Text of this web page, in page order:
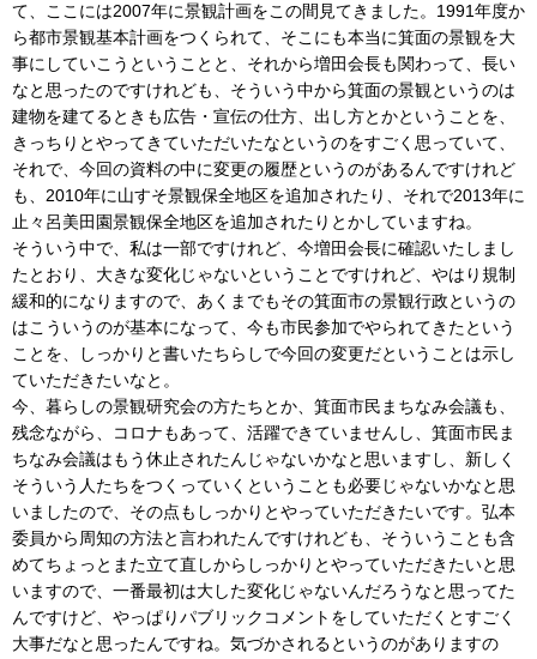
て、ここには2007年に景観計画をこの間見てきました。1991年度か
ら都市景観基本計画をつくられて、そこにも本当に箕面の景観を大
事にしていこうということと、それから増田会長も関わって、長い
なと思ったのですけれども、そういう中から箕面の景観というのは
建物を建てるときも広告・宣伝の仕方、出し方とかということを、
きっちりとやってきていただいたなというのをすごく思っていて、
それで、今回の資料の中に変更の履歴というのがあるんですけれど
も、2010年に山すそ景観保全地区を追加されたり、それで2013年に
止々呂美田園景観保全地区を追加されたりとかしていますね。
そういう中で、私は一部ですけれど、今増田会長に確認いたしまし
たとおり、大きな変化じゃないということですけれど、やはり規制
緩和的になりますので、あくまでもその箕面市の景観行政というの
はこういうのが基本になって、今も市民参加でやられてきたという
ことを、しっかりと書いたちらしで今回の変更だということは示し
ていただきたいなと。
今、暮らしの景観研究会の方たちとか、箕面市民まちなみ会議も、
残念ながら、コロナもあって、活躍できていませんし、箕面市民ま
ちなみ会議はもう休止されたんじゃないかなと思いますし、新しく
そういう人たちをつくっていくということも必要じゃないかなと思
いましたので、その点もしっかりとやっていただきたいです。弘本
委員から周知の方法と言われたんですけれども、そういうことも含
めてちょっとまた立て直しからしっかりとやっていただきたいと思
いますので、一番最初は大した変化じゃないんだろうなと思ってた
んですけど、やっぱりパブリックコメントをしていただくとすごく
大事だなと思ったんですね。気づかされるというのがありますの